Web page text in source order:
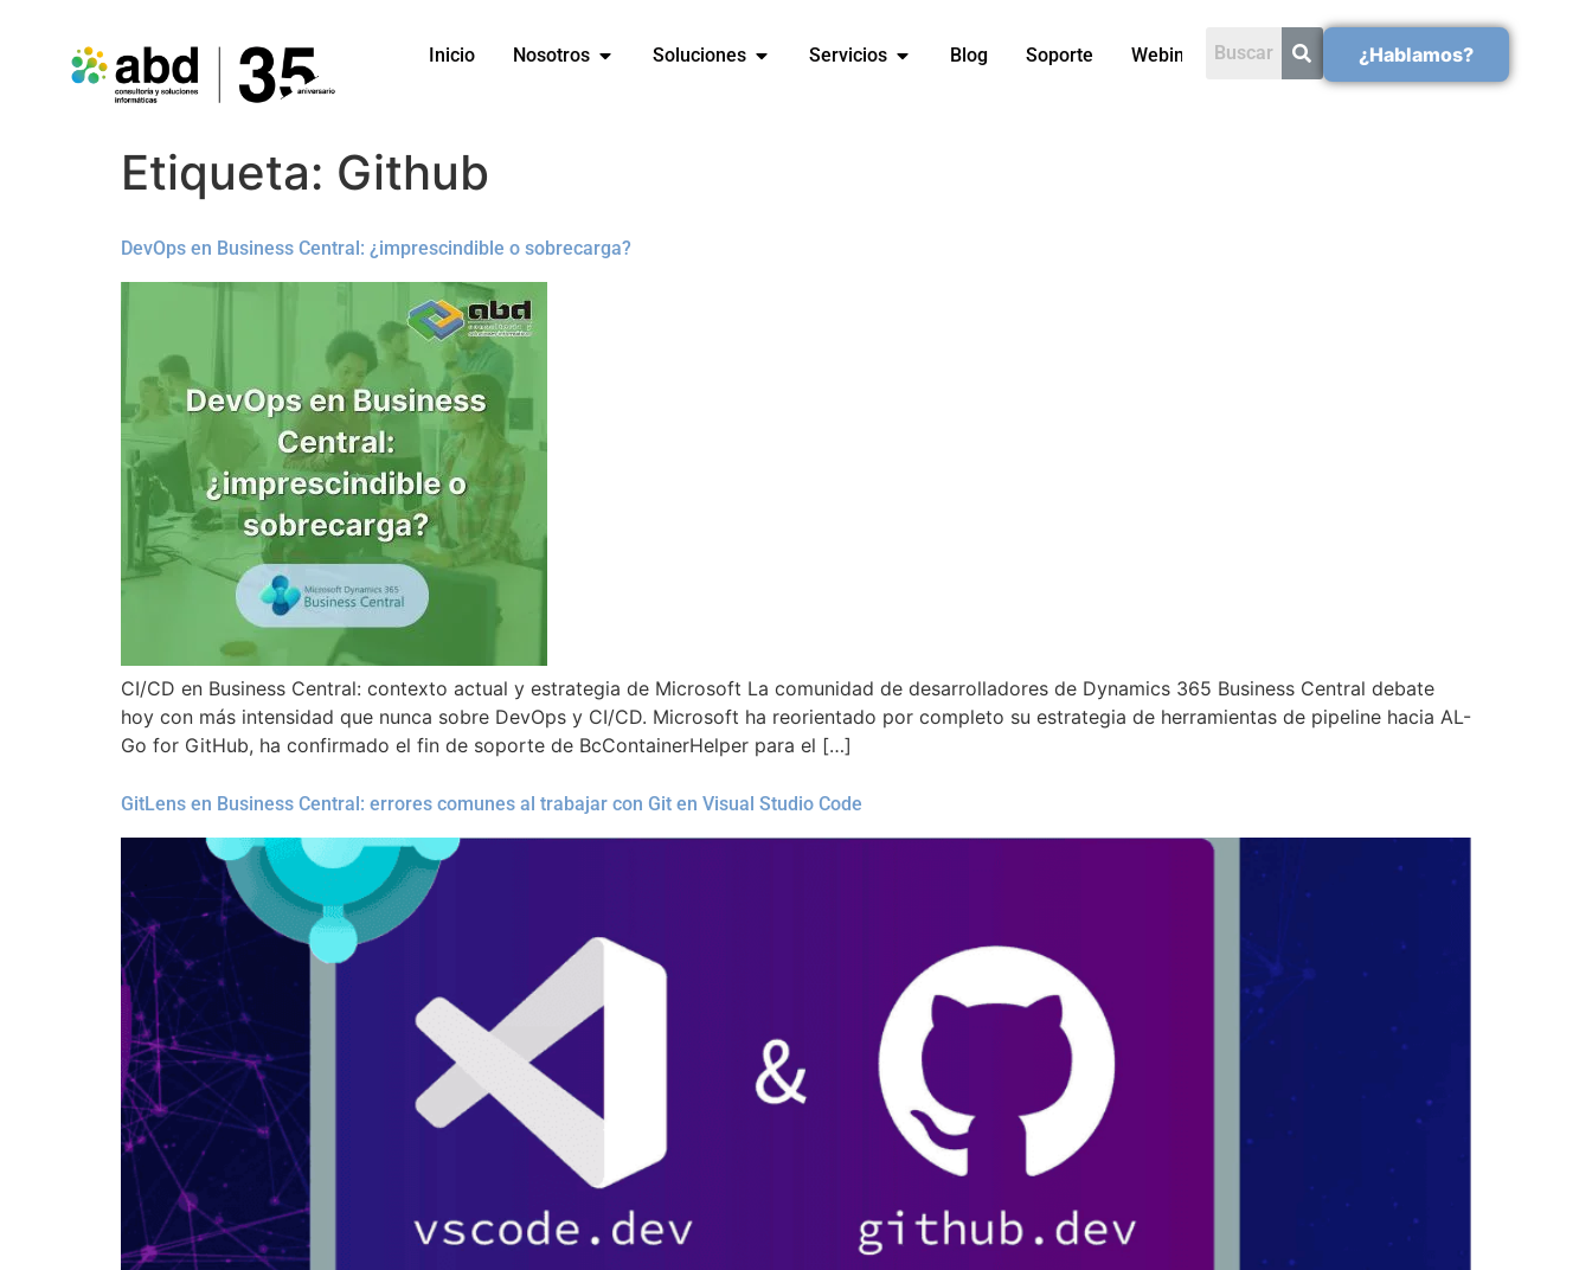
Inicio Nosotros Soluciones Servicios Blog Soporte Webinars ¿Hablamos?
Etiqueta: Github
DevOps en Business Central: ¿imprescindible o sobrecarga?
CI/CD en Business Central: contexto actual y estrategia de Microsoft La comunidad de desarrolladores de Dynamics 365 Business Central debate
hoy con más intensidad que nunca sobre DevOps y CI/CD. Microsoft ha reorientado por completo su estrategia de herramientas de pipeline hacia AL-
Go for GitHub, ha confirmado el fin de soporte de BcContainerHelper para el […]
GitLens en Business Central: errores comunes al trabajar con Git en Visual Studio Code